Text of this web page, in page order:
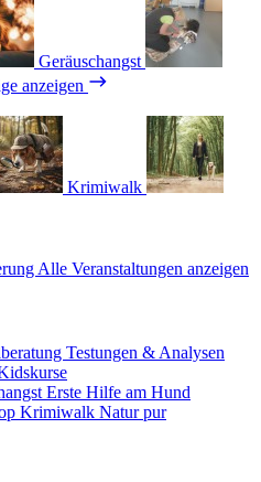
Geräuschangst
anzeigen
Krimiwalk
Alle Veranstaltungen anzeigen
Testungen & Analysen
Erste Hilfe am Hund
Krimiwalk Natur pur